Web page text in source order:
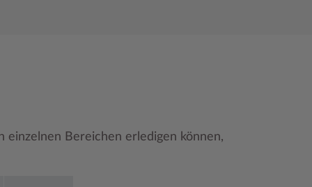
einzelnen Bereichen erledigen können,